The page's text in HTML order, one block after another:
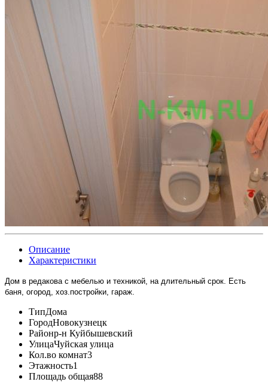
Описание
Характеристики
Дом в редакова с мебелью и техникой, на длительный срок. Есть
баня, огород, хоз.постройки, гараж.
ТипДома
ГородНовокузнецк
Районр-н Куйбышевский
УлицаЧуйская улица
Кол.во комнат3
Этажность1
Площадь общая88